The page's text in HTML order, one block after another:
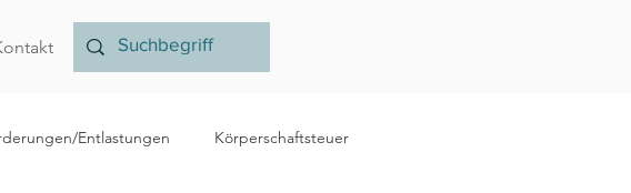
Entlastungen Körperschaftsteuer